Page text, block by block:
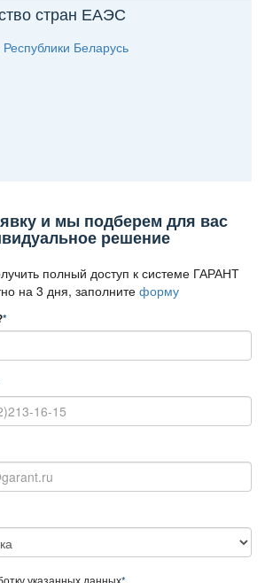
стран ЕАЭС
Беларусь
и мы подберем для вас
решение
полный доступ к системе ГАРАНТ
на 3 дня, заполните форму
*
указанных данных*